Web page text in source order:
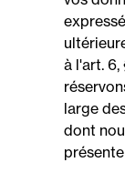
à l'art. 6,
large
dont